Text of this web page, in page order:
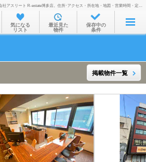
お部屋を探す
沿線・駅から
通勤通学時間から
物件特集から
不動産会社から
TOP
賃貸マンション･アパート探しなら株式会社アスリート R-estate博多店。住所･アクセス・所在地・地図・営業時間・定休日・電話番号などを掲載。
気になる
リスト
最近見た
物件
保存中の
条件
掲載物件一覧